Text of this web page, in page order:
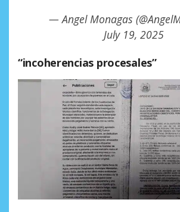
— Angel Monagas
July 19, 2025
“incoherencias procesales”